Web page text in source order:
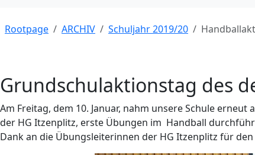
Rootpage ARCHIV Schuljahr 2019/20
Grundschulaktionstag des
Am Freitag, dem 10. Januar, nahm unsere Schule
der HG Itzenplitz, erste Übungen im Handball
Dank an die Übungsleiterinnen der HG Itzenplitz für